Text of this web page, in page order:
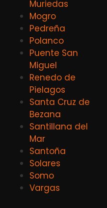
Muriedas
Mogro
Pedreña
Polanco
Puente San
Miguel
Renedo de
Pielagos
Santa Cruz de
Bezana
Santillana del
Mar
Santoña
Solares
Somo
Vargas